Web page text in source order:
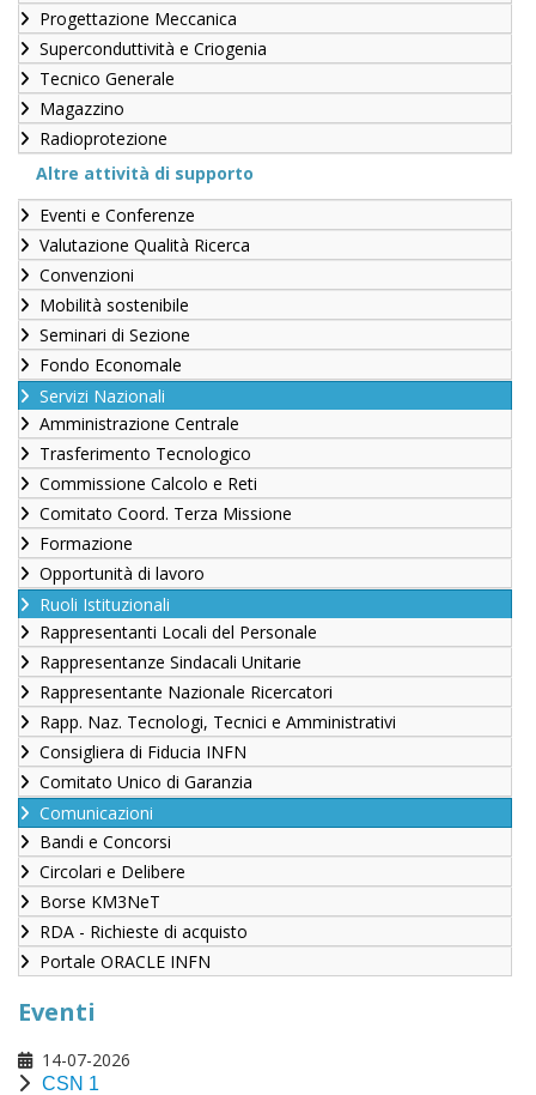
Progettazione Meccanica
Superconduttività e Criogenia
Tecnico Generale
Magazzino
Radioprotezione
Altre attività di supporto
Eventi e Conferenze
Valutazione Qualità Ricerca
Convenzioni
Mobilità sostenibile
Seminari di Sezione
Fondo Economale
Servizi Nazionali
Amministrazione Centrale
Trasferimento Tecnologico
Commissione Calcolo e Reti
Comitato Coord. Terza Missione
Formazione
Opportunità di lavoro
Ruoli Istituzionali
Rappresentanti Locali del Personale
Rappresentanze Sindacali Unitarie
Rappresentante Nazionale Ricercatori
Rapp. Naz. Tecnologi, Tecnici e Amministrativi
Consigliera di Fiducia INFN
Comitato Unico di Garanzia
Comunicazioni
Bandi e Concorsi
Circolari e Delibere
Borse KM3NeT
RDA - Richieste di acquisto
Portale ORACLE INFN
Eventi
14-07-2026
CSN 1